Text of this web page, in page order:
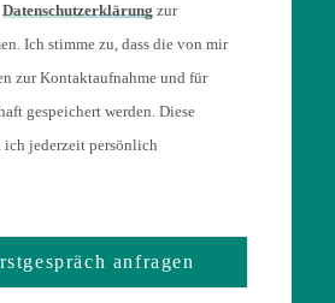
Datenschutzerklärung zur
Ich stimme zu, dass die von mir
zur Kontaktaufnahme und für
gespeichert werden. Diese
jederzeit persönlich